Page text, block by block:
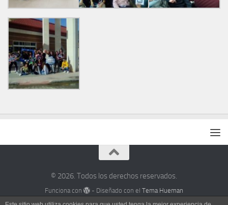
© 2026. Todos los derechos reservados.
Funciona con - Diseñado con elTema Hueman